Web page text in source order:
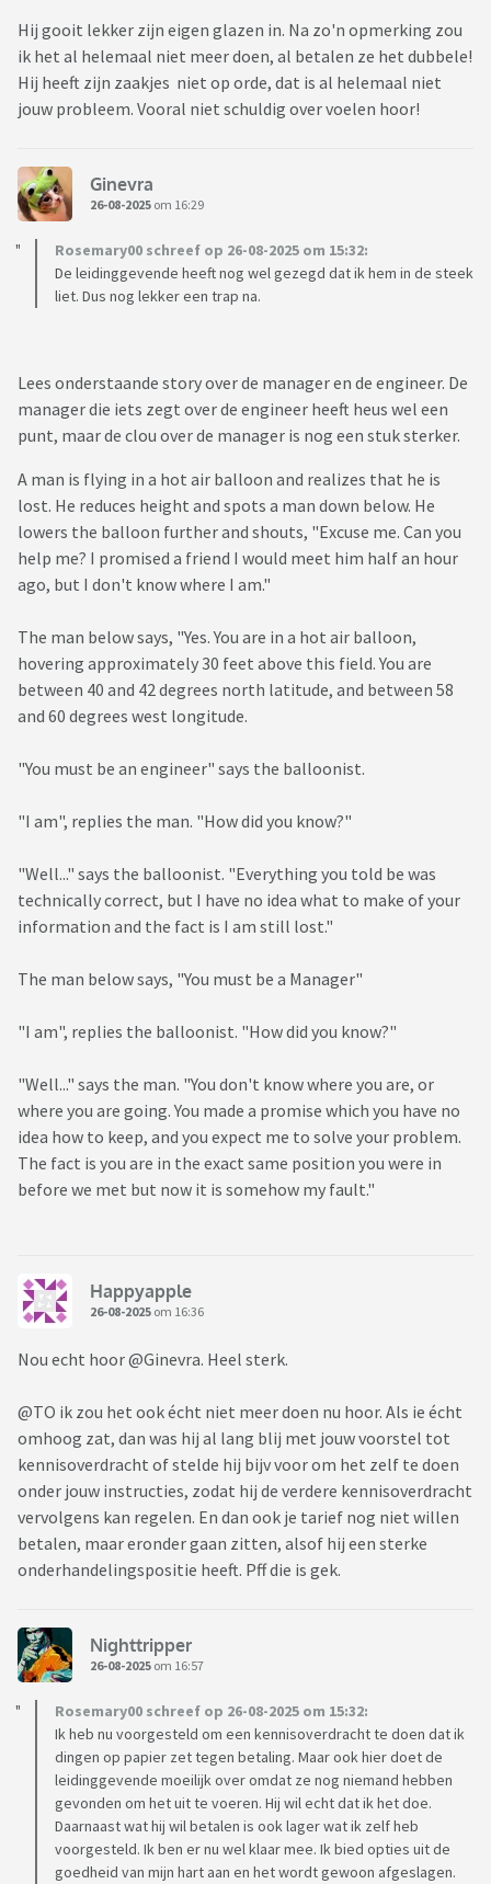
Hij gooit lekker zijn eigen glazen in. Na zo'n opmerking zou
ik het al helemaal niet meer doen, al betalen ze het dubbele!
Hij heeft zijn zaakjes niet op orde, dat is al helemaal niet
jouw probleem. Vooral niet schuldig over voelen hoor!
Ginevra
26-08-2025 om 16:29
Rosemary00 schreef op 26-08-2025 om 15:32:
De leidinggevende heeft nog wel gezegd dat ik hem in de steek
liet. Dus nog lekker een trap na.
Lees onderstaande story over de manager en de engineer. De
manager die iets zegt over de engineer heeft heus wel een
punt, maar de clou over de manager is nog een stuk sterker.
A man is flying in a hot air balloon and realizes that he is
lost. He reduces height and spots a man down below. He
lowers the balloon further and shouts, "Excuse me. Can you
help me? I promised a friend I would meet him half an hour
ago, but I don't know where I am."
The man below says, "Yes. You are in a hot air balloon,
hovering approximately 30 feet above this field. You are
between 40 and 42 degrees north latitude, and between 58
and 60 degrees west longitude.
"You must be an engineer" says the balloonist.
"I am", replies the man. "How did you know?"
"Well..." says the balloonist. "Everything you told be was
technically correct, but I have no idea what to make of your
information and the fact is I am still lost."
The man below says, "You must be a Manager"
"I am", replies the balloonist. "How did you know?"
"Well..." says the man. "You don't know where you are, or
where you are going. You made a promise which you have no
idea how to keep, and you expect me to solve your problem.
The fact is you are in the exact same position you were in
before we met but now it is somehow my fault."
Happyapple
26-08-2025 om 16:36
Nou echt hoor @Ginevra. Heel sterk.
@TO ik zou het ook écht niet meer doen nu hoor. Als ie écht
omhoog zat, dan was hij al lang blij met jouw voorstel tot
kennisoverdracht of stelde hij bijv voor om het zelf te doen
onder jouw instructies, zodat hij de verdere kennisoverdracht
vervolgens kan regelen. En dan ook je tarief nog niet willen
betalen, maar eronder gaan zitten, alsof hij een sterke
onderhandelingspositie heeft. Pff die is gek.
Nighttripper
26-08-2025 om 16:57
Rosemary00 schreef op 26-08-2025 om 15:32:
Ik heb nu voorgesteld om een kennisoverdracht te doen dat ik
dingen op papier zet tegen betaling. Maar ook hier doet de
leidinggevende moeilijk over omdat ze nog niemand hebben
gevonden om het uit te voeren. Hij wil echt dat ik het doe.
Daarnaast wat hij wil betalen is ook lager wat ik zelf heb
voorgesteld. Ik ben er nu wel klaar mee. Ik bied opties uit de
goedheid van mijn hart aan en het wordt gewoon afgeslagen.